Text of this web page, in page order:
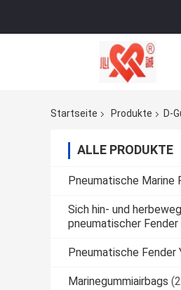
Startseite
Produkte D-
ALLE PRODUKTE
Pneumatische Marine
Sich hin- und
pneumatischer Fender
Pneumatische Fender
Marinegummiairbags